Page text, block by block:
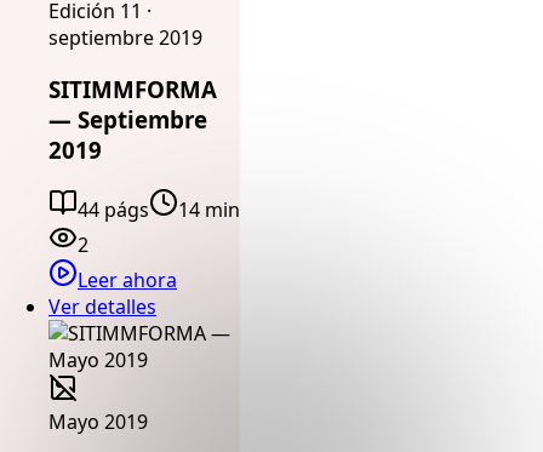
Edición 11 ·
septiembre 2019
SITIMMFORMA
— Septiembre
2019
44 págs
14 min
2
Leer ahora
Ver detalles
Mayo 2019